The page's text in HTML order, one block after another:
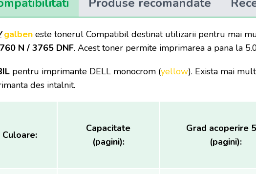
galben este tonerul Compatibil destinat utilizarii pentru mai
N / 3765 DNF. Acest toner permite imprimarea a pana la
pentru imprimante DELL monocrom (yellow). Exista mai
des intalnit.
Culoare:
Capacitate
(pagini):
Grad acoperire
(pagini):